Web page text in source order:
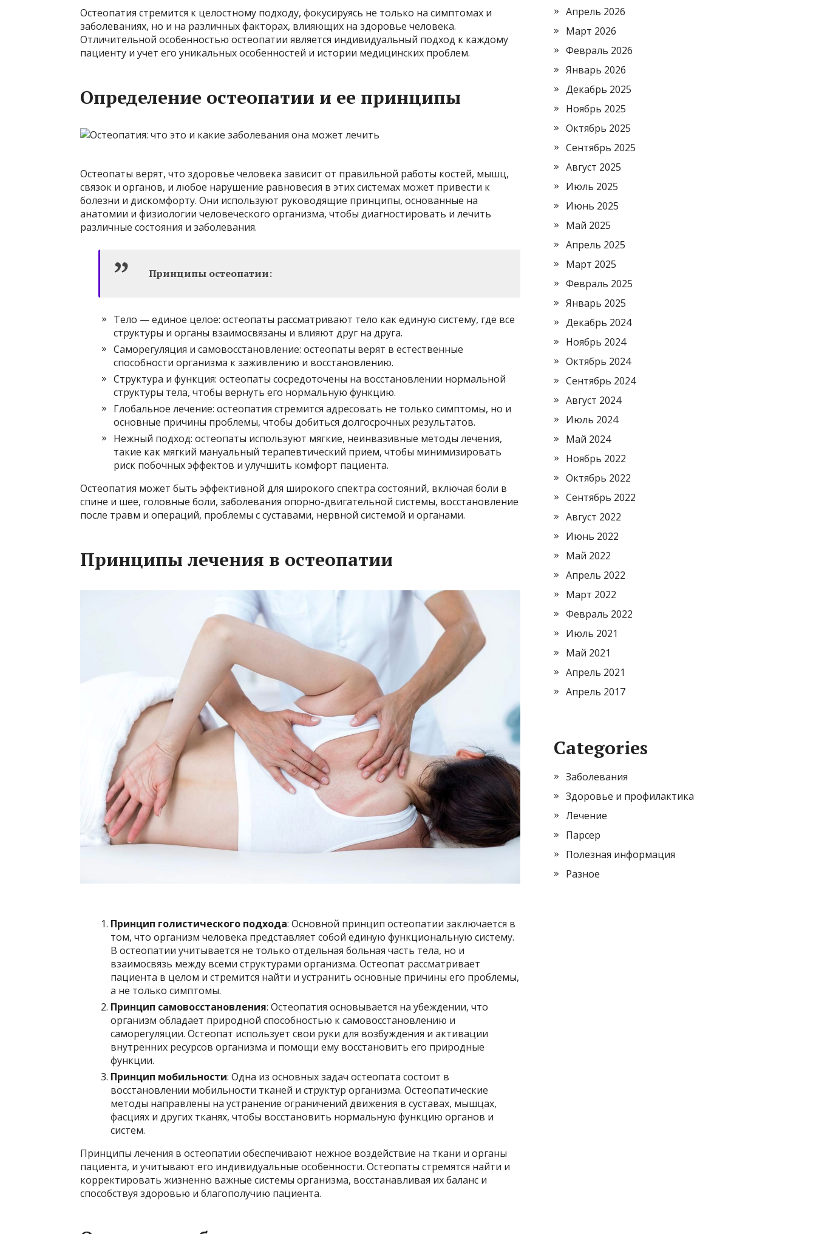
Остеопатия стремится к целостному подходу, фокусируясь не только на симптомах и
заболеваниях, но и на различных факторах, влияющих на здоровье человека.
Отличительной особенностью остеопатии является индивидуальный подход к каждому
пациенту и учет его уникальных особенностей и истории медицинских проблем.
Определение остеопатии и ее принципы
Остеопаты верят, что здоровье человека зависит от правильной работы костей, мышц,
связок и органов, и любое нарушение равновесия в этих системах может привести к
болезни и дискомфорту. Они используют руководящие принципы, основанные на
анатомии и физиологии человеческого организма, чтобы диагностировать и лечить
различные состояния и заболевания.
Принципы остеопатии:
Тело — единое целое: остеопаты рассматривают тело как единую систему, где все
структуры и органы взаимосвязаны и влияют друг на друга.
Саморегуляция и самовосстановление: остеопаты верят в естественные
способности организма к заживлению и восстановлению.
Структура и функция: остеопаты сосредоточены на восстановлении нормальной
структуры тела, чтобы вернуть его нормальную функцию.
Глобальное лечение: остеопатия стремится адресовать не только симптомы, но и
основные причины проблемы, чтобы добиться долгосрочных результатов.
Нежный подход: остеопаты используют мягкие, неинвазивные методы лечения,
такие как мягкий мануальный терапевтический прием, чтобы минимизировать
риск побочных эффектов и улучшить комфорт пациента.
Остеопатия может быть эффективной для широкого спектра состояний, включая боли в
спине и шее, головные боли, заболевания опорно-двигательной системы, восстановление
после травм и операций, проблемы с суставами, нервной системой и органами.
Принципы лечения в остеопатии
Принцип голистического подхода: Основной принцип остеопатии заключается в
том, что организм человека представляет собой единую функциональную систему.
В остеопатии учитывается не только отдельная больная часть тела, но и
взаимосвязь между всеми структурами организма. Остеопат рассматривает
пациента в целом и стремится найти и устранить основные причины его проблемы,
а не только симптомы.
Принцип самовосстановления: Остеопатия основывается на убеждении, что
организм обладает природной способностью к самовосстановлению и
саморегуляции. Остеопат использует свои руки для возбуждения и активации
внутренних ресурсов организма и помощи ему восстановить его природные
функции.
Принцип мобильности: Одна из основных задач остеопата состоит в
восстановлении мобильности тканей и структур организма. Остеопатические
методы направлены на устранение ограничений движения в суставах, мышцах,
фасциях и других тканях, чтобы восстановить нормальную функцию органов и
систем.
Принципы лечения в остеопатии обеспечивают нежное воздействие на ткани и органы
пациента, и учитывают его индивидуальные особенности. Остеопаты стремятся найти и
корректировать жизненно важные системы организма, восстанавливая их баланс и
способствуя здоровью и благополучию пациента.
Апрель 2026
Март 2026
Февраль 2026
Январь 2026
Декабрь 2025
Ноябрь 2025
Октябрь 2025
Сентябрь 2025
Август 2025
Июль 2025
Июнь 2025
Май 2025
Апрель 2025
Март 2025
Февраль 2025
Январь 2025
Декабрь 2024
Ноябрь 2024
Октябрь 2024
Сентябрь 2024
Август 2024
Июль 2024
Май 2024
Ноябрь 2022
Октябрь 2022
Сентябрь 2022
Август 2022
Июнь 2022
Май 2022
Апрель 2022
Март 2022
Февраль 2022
Июль 2021
Май 2021
Апрель 2021
Апрель 2017
Categories
Заболевания
Здоровье и профилактика
Лечение
Парсер
Полезная информация
Разное